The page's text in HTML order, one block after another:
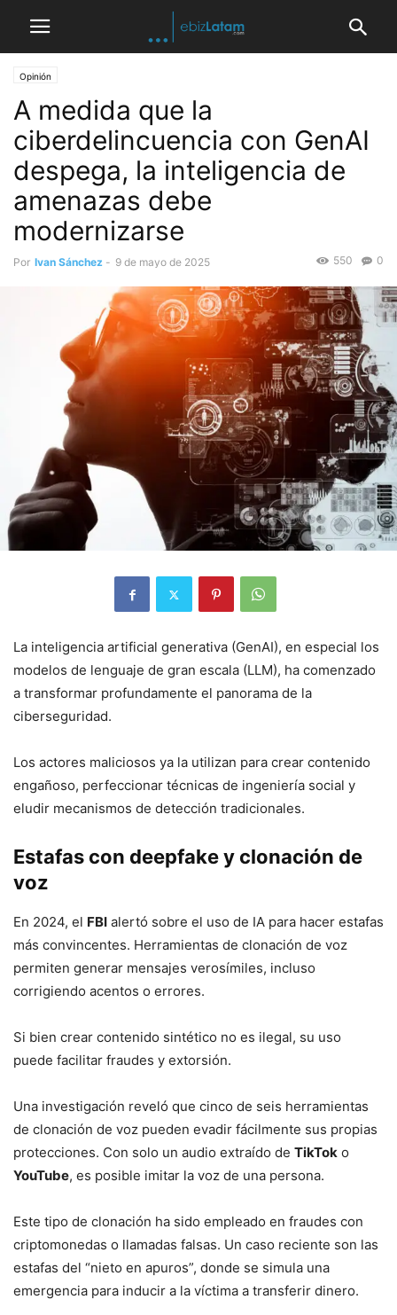
Opinión
A medida que la
ciberdelincuencia con GenAI
despega, la inteligencia de
amenazas debe
modernizarse
Por Ivan Sánchez - 9 de mayo de 2025 0
550
La inteligencia artificial generativa (GenAI), en especial los
modelos de lenguaje de gran escala (LLM), ha comenzado
a transformar profundamente el panorama de la
ciberseguridad.
Los actores maliciosos ya la utilizan para crear contenido
engañoso, perfeccionar técnicas de ingeniería social y
eludir mecanismos de detección tradicionales.
Estafas con deepfake y clonación de
voz
En 2024, el FBI alertó sobre el uso de IA para hacer estafas
más convincentes. Herramientas de clonación de voz
permiten generar mensajes verosímiles, incluso
corrigiendo acentos o errores.
Si bien crear contenido sintético no es ilegal, su uso
puede facilitar fraudes y extorsión.
Una investigación reveló que cinco de seis herramientas
de clonación de voz pueden evadir fácilmente sus propias
protecciones. Con solo un audio extraído de TikTok o
YouTube, es posible imitar la voz de una persona.
Este tipo de clonación ha sido empleado en fraudes con
criptomonedas o llamadas falsas. Un caso reciente son las
estafas del “nieto en apuros”, donde se simula una
emergencia para inducir a la víctima a transferir dinero.